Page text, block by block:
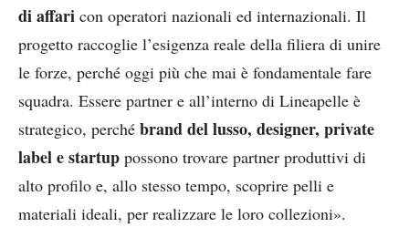
di affari con operatori nazionali ed internazionali. Il
progetto raccoglie l’esigenza reale della filiera di unire
le forze, perché oggi più che mai è fondamentale fare
squadra. Essere partner e all’interno di Lineapelle è
strategico, perché brand del lusso, designer, private
label e startup possono trovare partner produttivi di
alto profilo e, allo stesso tempo, scoprire pelli e
materiali ideali, per realizzare le loro collezioni».